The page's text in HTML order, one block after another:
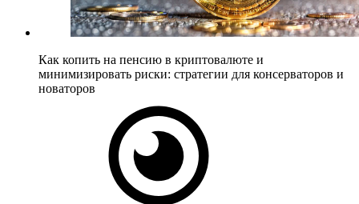
Как копить на пенсию в криптовалюте и
минимизировать риски: стратегии для консерваторов и
новаторов